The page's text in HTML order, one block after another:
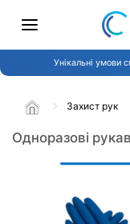
Унікальні умови
Захист рук
Одноразові